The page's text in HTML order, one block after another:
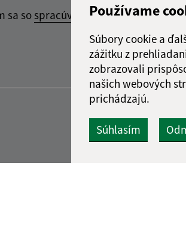
Používame
Súbory cookie a
zážitku z
zobrazovali
našich webových
prichádzajú.
Súhlasím
sa sospracúvaním osobných